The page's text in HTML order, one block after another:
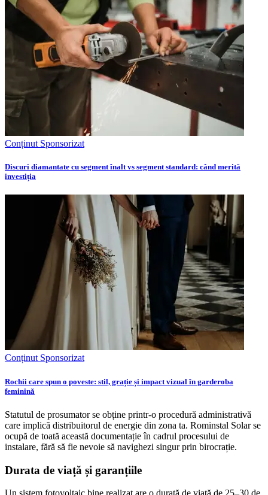
Conținut Sponsorizat
Discuri diamantate cu segment înalt vs segment standard: când merită
investiția
Conținut Sponsorizat
Rochii care spun o poveste: stil, grație și impact vizual în garderoba
feminină
Statutul de prosumator se obține printr-o procedură administrativă
care implică distribuitorul de energie din zona ta. Rominstal Solar se
ocupă de toată această documentație în cadrul procesului de
instalare, fără să fie nevoie să navighezi singur prin birocrație.
Durata de viață și garanțiile